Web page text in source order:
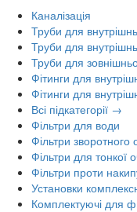
Каналізація
Труби для
Труби для
Труби для
Фітинги для
Фітинги для
Всі підкатегорії →
Фільтри для води
Фільтри зворотного
Фільтри для тонкої
Фільтри проти
Установки
Комплектуючі для